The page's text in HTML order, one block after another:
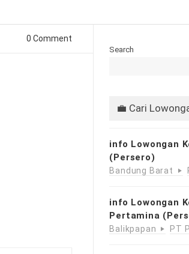
0 Comment
Search
💼 Cari
info Lowongan
(Persero)
Bandung Barat
info Lowongan
Pertamina
Balikpapan PT